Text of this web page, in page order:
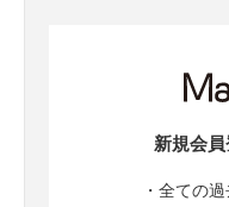
新規会
・全ての